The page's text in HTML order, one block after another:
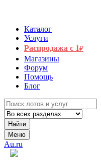
Каталог
Услуги
Распродажа с 1₽
Магазины
Форум
Помощь
Блог
Найти
Меню
Au.ru